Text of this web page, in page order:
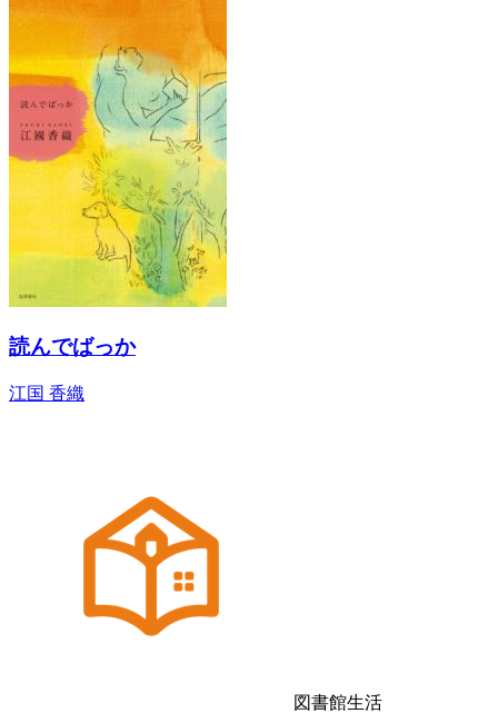
読んでばっか
江国 香織
図書館生活